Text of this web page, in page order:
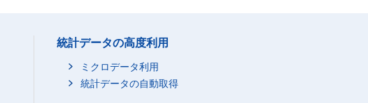
統計データの高度利用
ミクロデータ利用
統計データの自動取得